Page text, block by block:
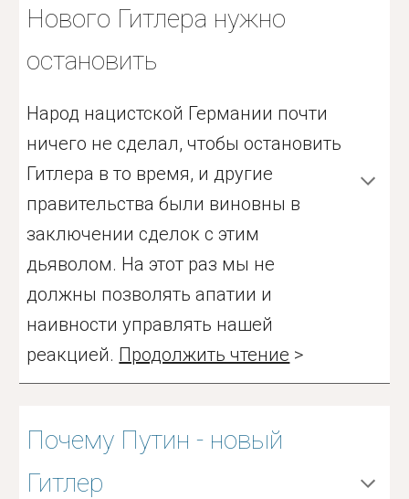
Нового Гитлера нужно
остановить
Народ нацистской Германии почти
ничего не сделал, чтобы остановить
Гитлера в то время, и другие
правительства были виновны в
заключении сделок с этим
дьяволом. На этот раз мы не
должны позволять апатии и
наивности управлять нашей
реакцией. Продолжить чтение >
Почему Путин - новый
Гитлер